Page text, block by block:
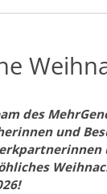
des
und